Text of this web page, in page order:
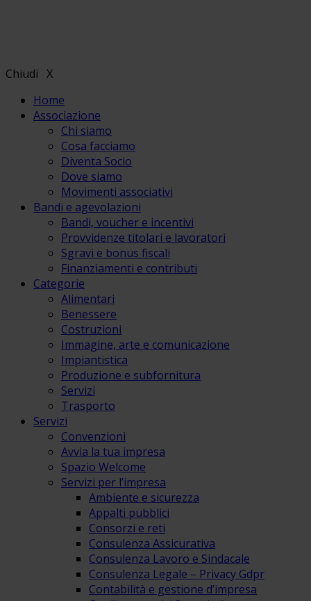
Chiudi X
Home
Associazione
Chi siamo
Cosa facciamo
Diventa Socio
Dove siamo
Movimenti associativi
Bandi e agevolazioni
Bandi, voucher e incentivi
Provvidenze titolari e lavoratori
Sgravi e bonus fiscali
Finanziamenti e contributi
Categorie
Alimentari
Benessere
Costruzioni
Immagine, arte e comunicazione
Impiantistica
Produzione e subfornitura
Servizi
Trasporto
Servizi
Convenzioni
Avvia la tua impresa
Spazio Welcome
Servizi per l’impresa
Ambiente e sicurezza
Appalti pubblici
Consorzi e reti
Consulenza Assicurativa
Consulenza Lavoro e Sindacale
Consulenza Legale – Privacy Gdpr
Contabilità e gestione d’impresa